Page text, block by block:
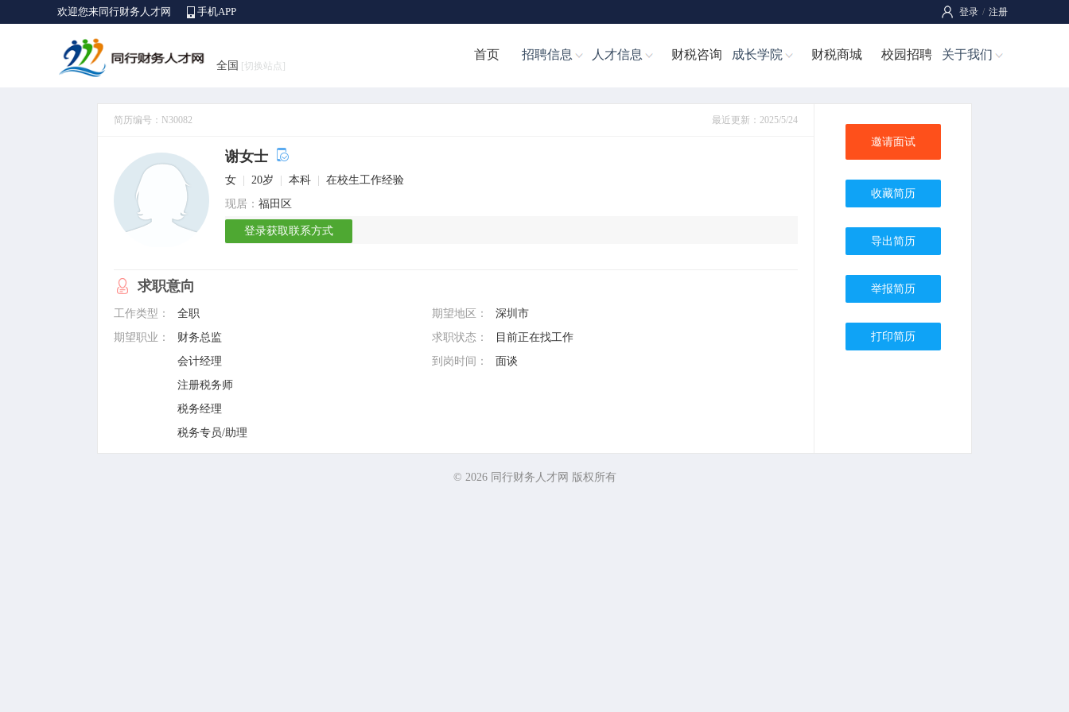
欢迎您来同行财务人才网 手机APP 登录 / 注册
全国 [切换站点]
首页 招聘信息 人才信息 财税咨询 成长学院 财税商城 校园招聘 关于我们
简历编号：N30082 最近更新：2025/5/24
谢女士
女 20岁 本科
在校生工作经验
现居： 福田区
登录获取联系方式
求职意向
工作类型： 全职 期望地区：
深圳市
期望职业：
财务总监
会计经理
注册税务师
税务经理
税务专员/助理
求职状态：
目前正在找工作
到岗时间：
面谈
邀请面试
收藏简历
导出简历
举报简历
打印简历
© 2026 同行财务人才网 版权所有